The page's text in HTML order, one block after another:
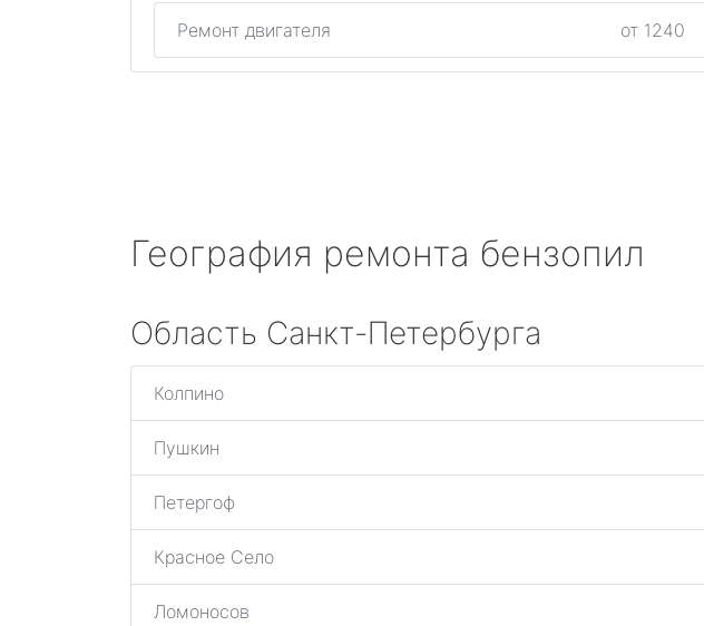
Ремонт двигателя от 1240
География ремонта бензопил
Область Санкт-Петербурга
Колпино
Пушкин
Петергоф
Красное Село
Ломоносов